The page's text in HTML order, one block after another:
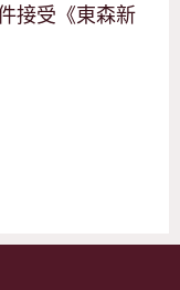
接受《東森新